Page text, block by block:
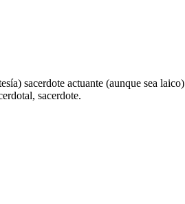
sacerdote actuante (aunque sea laico)
sacerdote.